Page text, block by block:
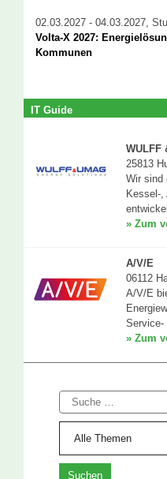
02.03.2027 - 04.03.2027,
Volta-X 2027:
Kommunen
IT Guide
WULFF
25813
Wir sind
Kessel-,
» Zum
A/V/E
06112
A/V/E
Service-
» Zum
Suche